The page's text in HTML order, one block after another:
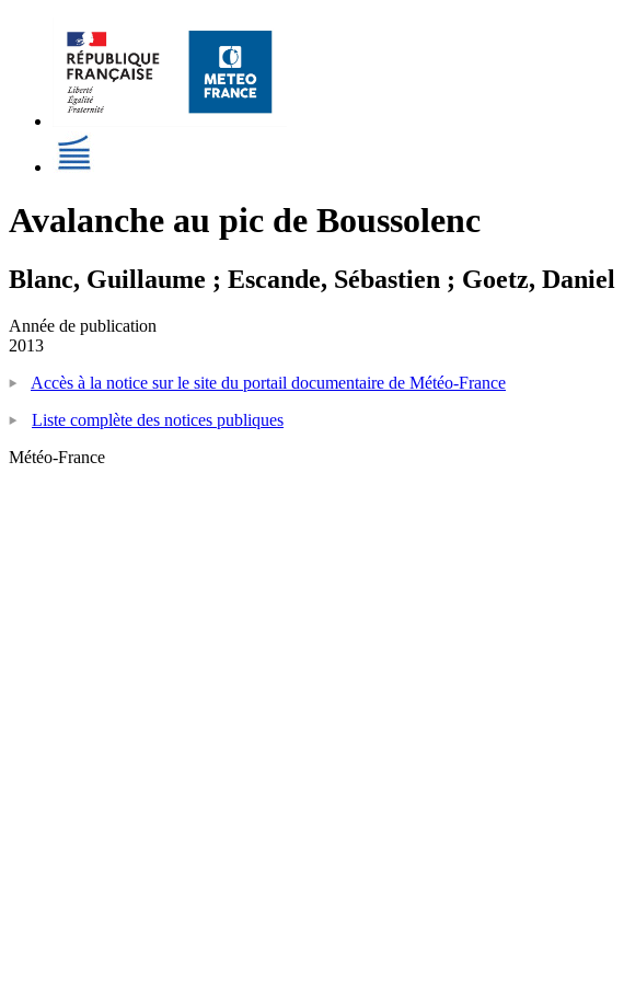
Avalanche au pic de Boussolenc
Blanc, Guillaume ; Escande, Sébastien ; Goetz, Daniel
Année de publication
2013
Accès à la notice sur le site du portail documentaire de Météo-France
Liste complète des notices publiques
Météo-France